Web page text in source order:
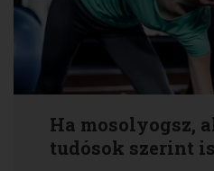
Ha mosolyogsz,
tudósok szerint